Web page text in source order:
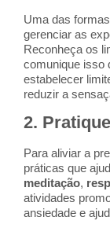
Uma das
gerenciar as
Reconheça os
comunique isso
estabelecer
reduzir a
2.
Para aliviar a
práticas que
meditação,
atividades
ansiedade e